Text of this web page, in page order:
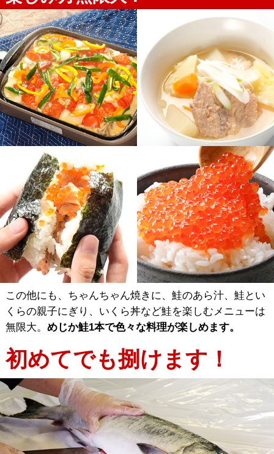
この他にも、ちゃんちゃん焼きに、鮭のあら汁、鮭とい
くらの親子にぎり、いくら丼など鮭を楽しむメニューは
無限大。 めじか鮭1本で色々な料理が楽しめます。
初めてでも捌けます！